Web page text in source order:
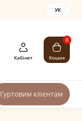
УК
Кабінет
0
Кошик
Гуртовим клієнтам